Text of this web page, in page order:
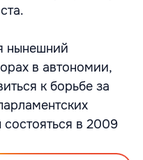
нынешний
в автономии,
к борьбе за
в 2009